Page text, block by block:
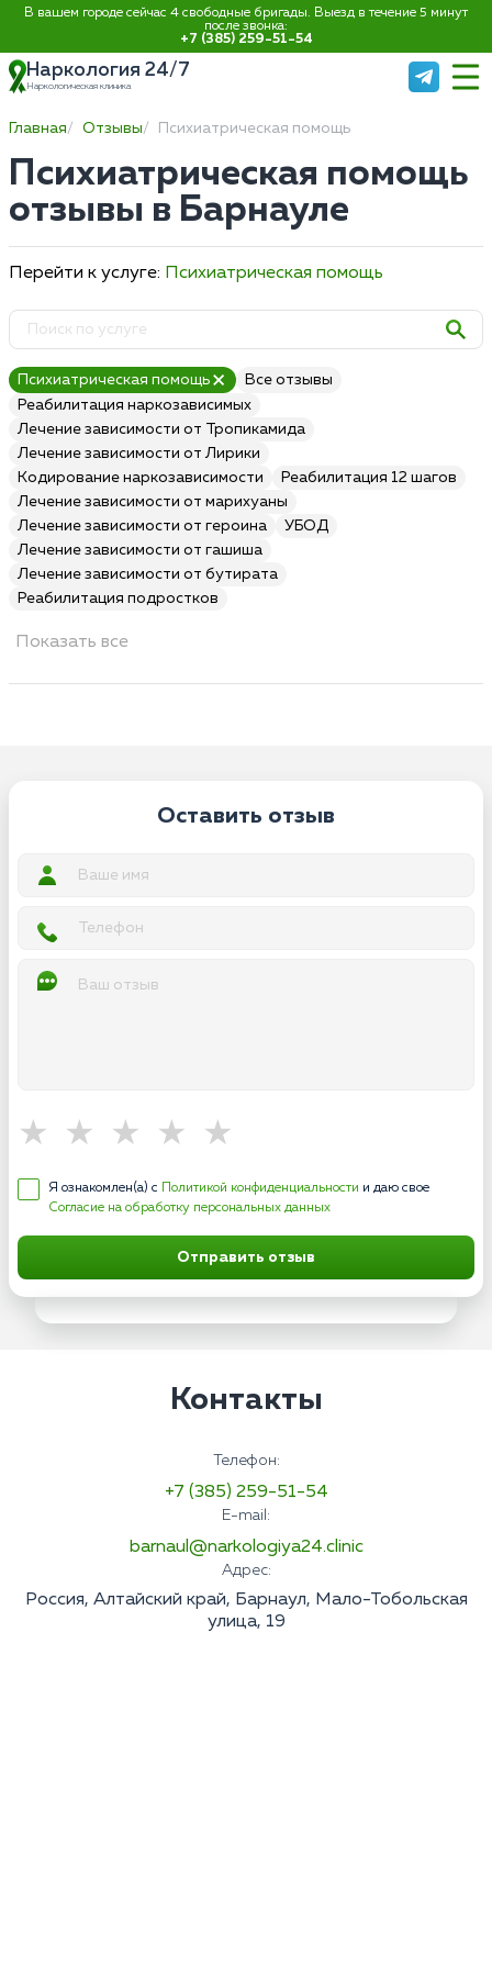
В вашем городе сейчас 4 свободные бригады. Выезд в течение 5 минут
после звонка:
+7 (385) 259-51-54
Наркология 24/7
Наркологическая клиника
Главная Отзывы Психиатрическая помощь
Психиатрическая помощь
отзывы в Барнауле
Перейти к услуге: Психиатрическая помощь
Психиатрическая помощь
Все отзывы
Реабилитация наркозависимых
Лечение зависимости от Тропикамида
Лечение зависимости от Лирики
Кодирование наркозависимости
Реабилитация 12 шагов
Лечение зависимости от марихуаны
Лечение зависимости от героина
УБОД
Лечение зависимости от гашиша
Лечение зависимости от бутирата
Реабилитация подростков
Показать все
Оставить отзыв
Я ознакомлен(а) с Политикой конфиденциальности и даю свое
Согласие на обработку персональных данных
Отправить отзыв
Контакты
Телефон:
+7 (385) 259-51-54
E-mail:
barnaul@narkologiya24.clinic
Адрес:
Россия, Алтайский край, Барнаул, Мало-Тобольская
улица, 19